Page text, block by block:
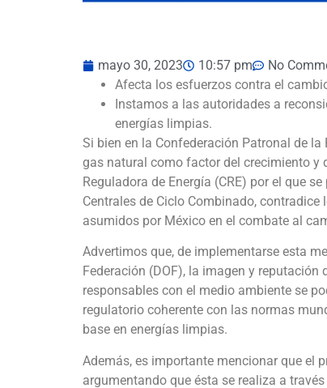
mayo 30, 2023 10:57 pm
No
Afecta los esfuerzos contra el
Instamos a las autoridades a
energías limpias.
Si bien en la Confederación Patronal de
gas natural como factor del crecimiento y
Reguladora de Energía (CRE) por el que
Centrales de Ciclo Combinado,
asumidos por México en el combate al
Advertimos que, de implementarse esta
Federación (DOF), la imagen y
responsables con el medio ambiente se
regulatorio coherente con las normas
base en energías limpias.
Además, es importante mencionar que el
argumentando que ésta se realiza a